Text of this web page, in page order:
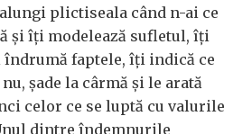
plictiseala când n-ai ce
și îți modelează sufletul, îți
faptele, îți indică ce
șade la cârmă și le arată
celor ce se luptă cu valurile
dintre îndemnurile